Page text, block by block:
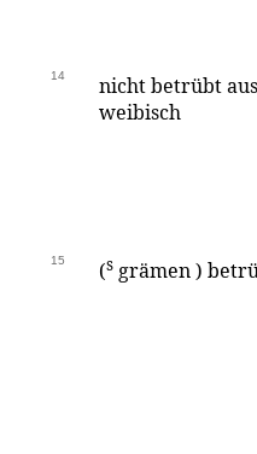
14 nicht betrübt
weibisch
15 (s grämen )